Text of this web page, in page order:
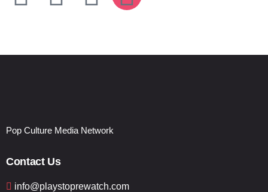
Pop Culture Media Network
Contact Us
info@playstoprewatch.com